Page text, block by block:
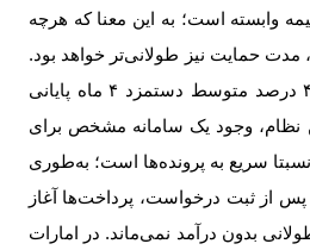
وابسته است؛ به این معنا که هرچه
مدت حمایت نیز طولانی‌تر خواهد بود.
درصد متوسط دستمزد ۴ ماه پایانی
نظام، وجود یک سامانه مشخص برای
سریع به پرونده‌ها است؛ به‌طوری
از ثبت درخواست، پرداخت‌ها آغاز
بدون درآمد نمی‌ماند. در امارات